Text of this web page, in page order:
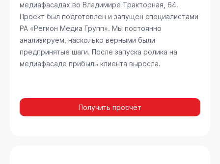
медиафасадах во Владимире Тракторная, 64.
Проект был подготовлен и запущен специалистами
РА «Регион Медиа Групп». Мы постоянно
анализируем, насколько верными были
предпринятые шаги. После запуска ролика на
медиафасаде прибыль клиента выросла.
Получить просчёт